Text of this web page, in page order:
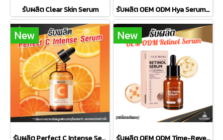
รับผลิต Clear Skin Serum รับผลิต OEM ODM Hya Serum เซรั่มไฮยาลูรอนิกเข้มข้น เติมเต็มความชุ่มชื้นล้ำลึก เพื่อผิวอิ่มน้ำ ฟูเด้ง และดูสุขภาพดีอย่างเป็นธรรมชาติ
New New